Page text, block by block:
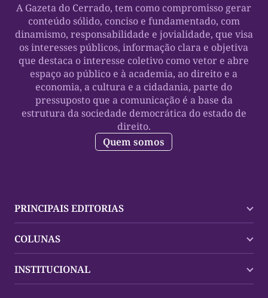
A Gazeta do Cerrado, tem como compromisso gerar
conteúdo sólido, conciso e fundamentado, com
dinamismo, responsabilidade e jovialidade, que visa
os interesses públicos, informação clara e objetiva
que destaca o interesse coletivo como vetor e abre
espaço ao público e à academia, ao direito e a
economia, a cultura e a cidadania, parte do
pressuposto que a comunicação é a base da
estrutura da sociedade democrática do estado de
direito.
Quem somos
PRINCIPAIS EDITORIAS
Palmas
Mundo
COLUNAS
Policial
INSTITUCIONAL